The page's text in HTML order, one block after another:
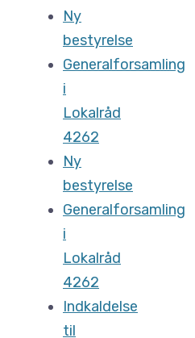
Ny
bestyrelse
Generalforsamling
i
Lokalråd
4262
Ny
bestyrelse
Generalforsamling
i
Lokalråd
4262
Indkaldelse
til